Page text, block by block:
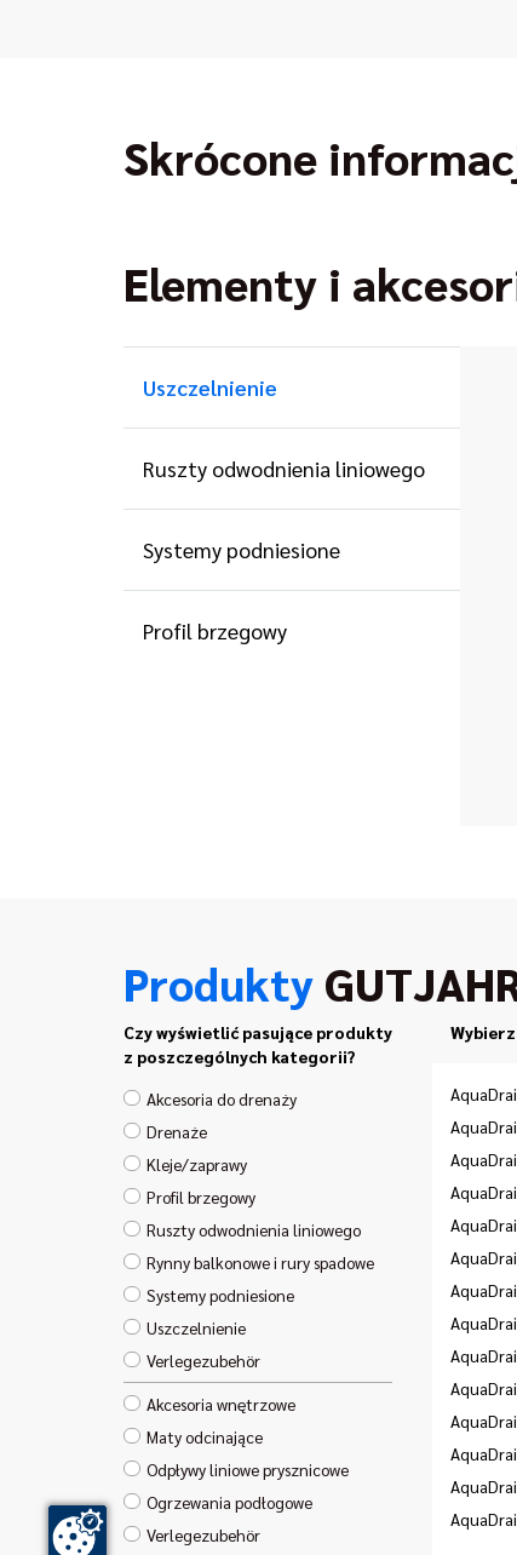
Skrócone
Elementy i
Uszczelnienie
Ruszty odwodnienia liniowego
Systemy podniesione
Profil brzegowy
Produkty
Czy wyświetlić pasujące produkty
z poszczególnych kategorii?
Akcesoria do drenaży
Drenaże
Kleje/zaprawy
Profil brzegowy
Ruszty odwodnienia liniowego
Rynny balkonowe i rury spadowe
Systemy podniesione
Uszczelnienie
Verlegezubehör
Akcesoria wnętrzowe
Maty odcinające
Odpływy liniowe prysznicowe
Ogrzewania podłogowe
Verlegezubehör